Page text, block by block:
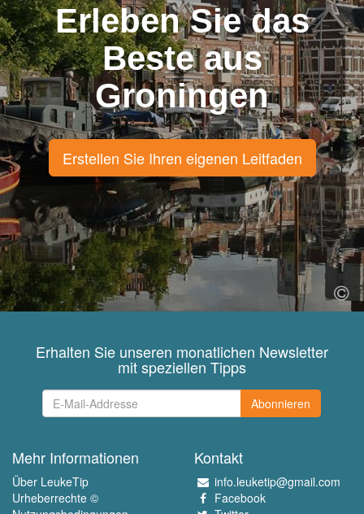
Erleben Sie das
Beste aus
Groningen
Erstellen Sie Ihren eigenen Leitfaden
Erhalten Sie unseren monatlichen Newsletter
mit speziellen Tipps
Abonnieren
Mehr Informationen
Über LeukeTip
Urheberrechte ©
Kontakt
info.leuketip@gmail.com
Facebook